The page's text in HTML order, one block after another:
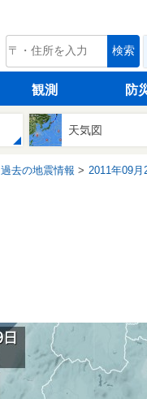
tenki.jp 検索
観測 防
天気図
過去の地震情報 2011年09月